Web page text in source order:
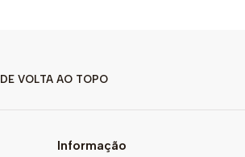
DE VOLTA AO TOPO
Informação